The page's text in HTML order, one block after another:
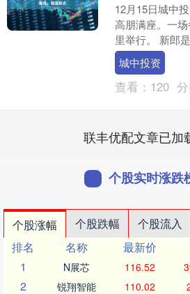
12月15日城中
高朋满座。一
里举行。 新郎
牌“霸王茶姬”的
高海纯，全球光
城中投资
查看： 120 分
联丰优配文章已加
个股实时涨跌
个股涨幅 个股跌幅 个股流入
排名
名称 最新价
1
N展芯 116.52
2 锐翔智能 110.02